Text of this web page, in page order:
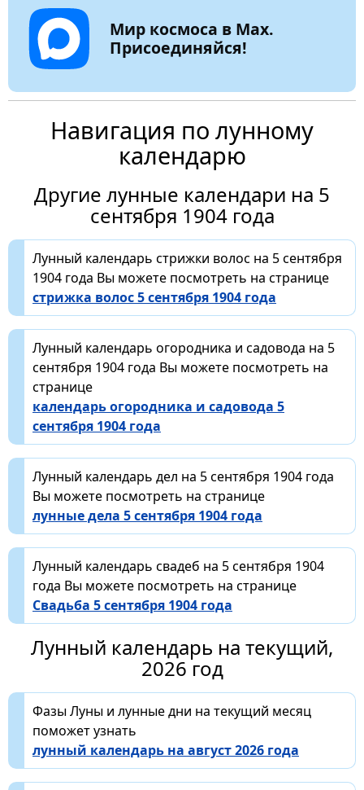
Мир космоса в Max.
Присоединяйся!
Навигация по лунному
календарю
Другие лунные календари на 5
сентября 1904 года
Лунный календарь стрижки волос на 5 сентября
1904 года Вы можете посмотреть на странице
стрижка волос 5 сентября 1904 года
Лунный календарь огородника и садовода на 5
сентября 1904 года Вы можете посмотреть на
странице
календарь огородника и садовода 5
сентября 1904 года
Лунный календарь дел на 5 сентября 1904 года
Вы можете посмотреть на странице
лунные дела 5 сентября 1904 года
Лунный календарь свадеб на 5 сентября 1904
года Вы можете посмотреть на странице
Свадьба 5 сентября 1904 года
Лунный календарь на текущий,
2026 год
Фазы Луны и лунные дни на текущий месяц
поможет узнать
лунный календарь на август 2026 года